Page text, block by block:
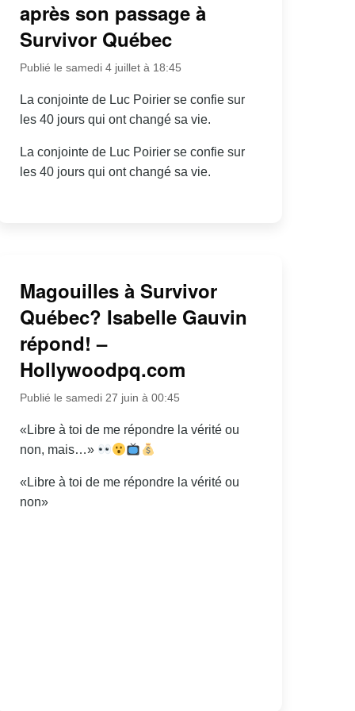
après son passage à
Survivor Québec
Publié le samedi 4 juillet à 18:45
La conjointe de Luc Poirier se confie sur
les 40 jours qui ont changé sa vie.
La conjointe de Luc Poirier se confie sur
les 40 jours qui ont changé sa vie.
Magouilles à Survivor
Québec? Isabelle Gauvin
répond! –
Hollywoodpq.com
Publié le samedi 27 juin à 00:45
«Libre à toi de me répondre la vérité ou
non, mais…»
«Libre à toi de me répondre la vérité ou
non»